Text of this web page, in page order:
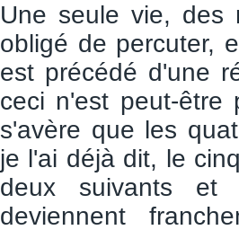
Une seule vie, des
obligé de percuter,
est précédé d'une
ceci n'est peut-être
s'avère que les
je l'ai déjà dit, le
deux suivants
deviennent